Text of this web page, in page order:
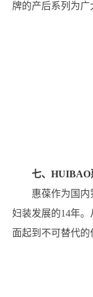
牌的产后系列为
七、HUIBAO
惠葆作为国
妇装发展的14年
面起到不可替代的